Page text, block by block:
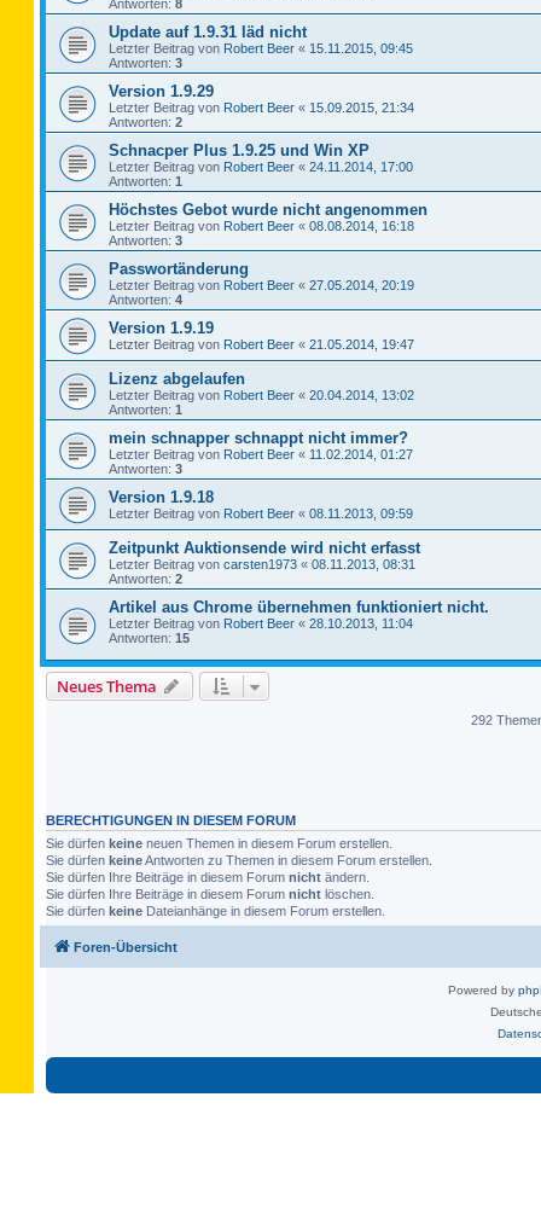
Antworten: 8
Update auf 1.9.31 läd nicht
Letzter Beitrag von Robert Beer « 15.11.2015, 09:45
Antworten: 3
Version 1.9.29
Letzter Beitrag von Robert Beer « 15.09.2015, 21:34
Antworten: 2
Schnacper Plus 1.9.25 und Win XP
Letzter Beitrag von Robert Beer « 24.11.2014, 17:00
Antworten: 1
Höchstes Gebot wurde nicht angenommen
Letzter Beitrag von Robert Beer « 08.08.2014, 16:18
Antworten: 3
Passwortänderung
Letzter Beitrag von Robert Beer « 27.05.2014, 20:19
Antworten: 4
Version 1.9.19
Letzter Beitrag von Robert Beer « 21.05.2014, 19:47
Lizenz abgelaufen
Letzter Beitrag von Robert Beer « 20.04.2014, 13:02
Antworten: 1
mein schnapper schnappt nicht immer?
Letzter Beitrag von Robert Beer « 11.02.2014, 01:27
Antworten: 3
Version 1.9.18
Letzter Beitrag von Robert Beer « 08.11.2013, 09:59
Zeitpunkt Auktionsende wird nicht erfasst
Letzter Beitrag von carsten1973 « 08.11.2013, 08:31
Antworten: 2
Artikel aus Chrome übernehmen funktioniert nicht.
Letzter Beitrag von Robert Beer « 28.10.2013, 11:04
Antworten: 15
Neues Thema
292
BERECHTIGUNGEN IN DIESEM FORUM
Sie dürfen keine neuen Themen in diesem Forum erstellen.
Sie dürfen keineAntworten zu Themen in diesem Forum erstellen.
Sie dürfen Ihre Beiträge in diesem Forum nicht ändern.
Sie dürfen Ihre Beiträge in diesem Forum nicht löschen.
Sie dürfen keine Dateianhänge in diesem Forum erstellen.
Foren-Übersicht
Powered by